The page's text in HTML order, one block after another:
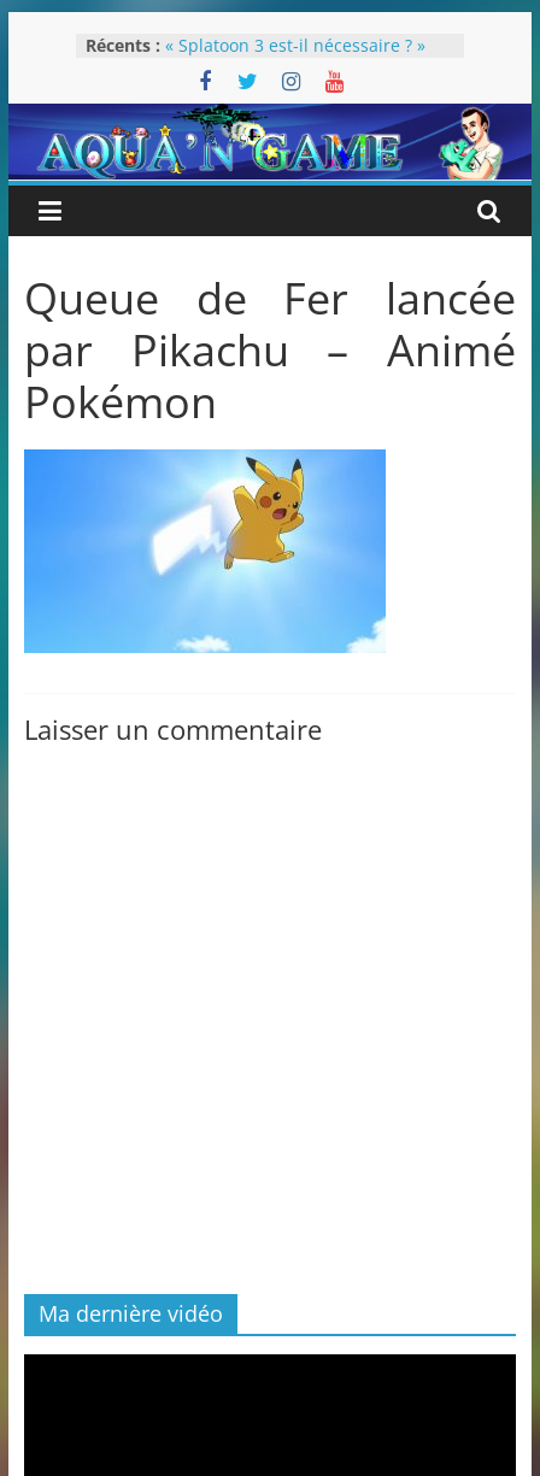
Récents : « Splatoon 3 est-il nécessaire ? »
« Dans les coulisses des JV Harry
Potter »
Pokémon Écarlate : ceci est une
révolution (ou pas) !
Attentes 2023
Rétrospective 2022
Queue de Fer lancée
par Pikachu – Animé
Pokémon
Laisser un commentaire
Ma dernière vidéo